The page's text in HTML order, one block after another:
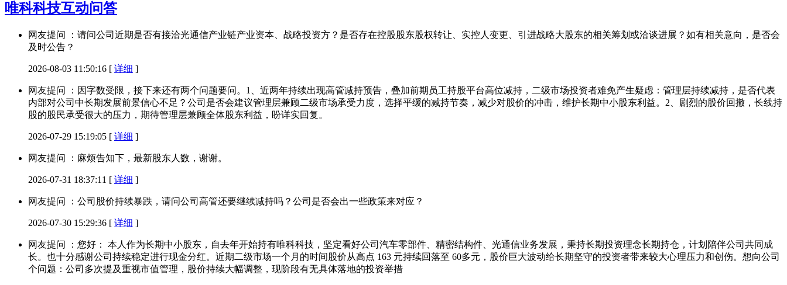
唯科科技互动问答
网友提问 ：请问公司近期是否有接洽光通信产业链产业资本、战略投资方？是否存在控股股东股权转让、实控人变更、引进战略大股东的相关筹划或洽谈进展？如有相关意向，是否会
及时公告？
2026-08-03 11:50:16 [ 详细 ]
网友提问 ：因字数受限，接下来还有两个问题要问。1、近两年持续出现高管减持预告，叠加前期员工持股平台高位减持，二级市场投资者难免产生疑虑：管理层持续减持，是否代表
内部对公司中长期发展前景信心不足？公司是否会建议管理层兼顾二级市场承受力度，选择平缓的减持节奏，减少对股价的冲击，维护长期中小股东利益。2、剧烈的股价回撤，长线持
股的股民承受很大的压力，期待管理层兼顾全体股东利益，盼详实回复。
2026-07-29 15:19:05 [ 详细 ]
网友提问 ：麻烦告知下，最新股东人数，谢谢。
2026-07-31 18:37:11 [ 详细 ]
网友提问 ：公司股价持续暴跌，请问公司高管还要继续减持吗？公司是否会出一些政策来对应？
2026-07-30 15:29:36 [ 详细 ]
网友提问 ：您好： 本人作为长期中小股东，自去年开始持有唯科科技，坚定看好公司汽车零部件、精密结构件、光通信业务发展，秉持长期投资理念长期持仓，计划陪伴公司共同成
长。也十分感谢公司持续稳定进行现金分红。近期二级市场一个月的时间股价从高点 163 元持续回落至 60多元，股价巨大波动给长期坚守的投资者带来较大心理压力和创伤。想向公司
个问题：公司多次提及重视市值管理，股价持续大幅调整，现阶段有无具体落地的投资举措